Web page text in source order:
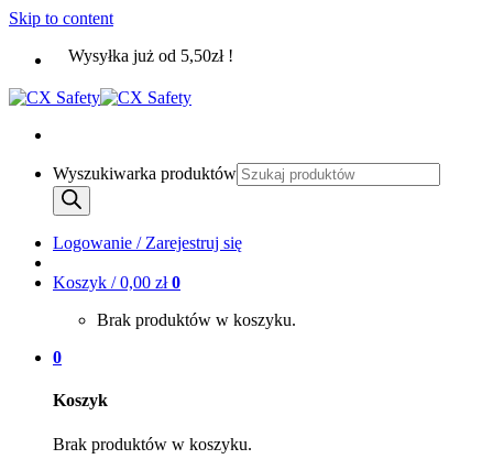
Skip to content
Wysyłka już od 5,50zł !
Wyszukiwarka produktów
Logowanie / Zarejestruj się
Koszyk /0,00 zł 0
Brak produktów w koszyku.
0
Koszyk
Brak produktów w koszyku.